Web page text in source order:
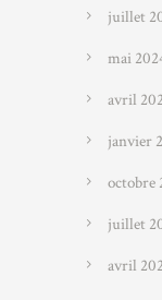
juillet
mai
avril
janvier
octobre
juillet
avril